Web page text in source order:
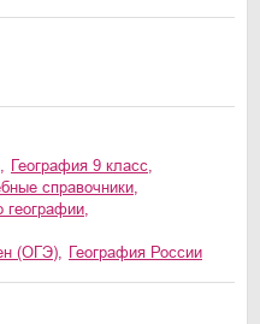
география 9 класс
справочники
географии
(ОГЭ)
география России